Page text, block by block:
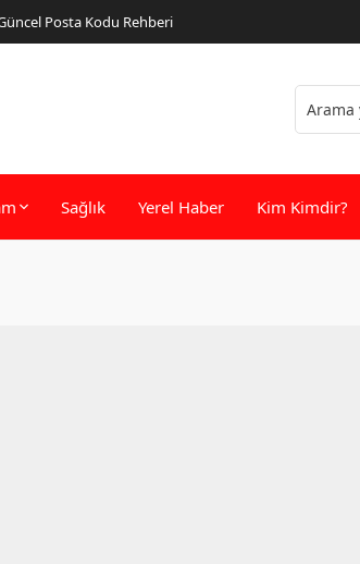
Posta Kodu Rehberi
Sağlık Yerel Haber Kim Kimdir?